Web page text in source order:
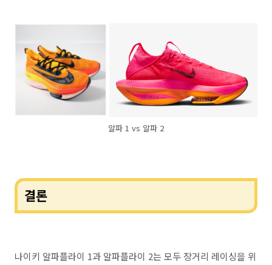
알파 1 vs 알파 2
결론
나이키 알파플라이 1과 알파플라이 2는 모두 장거리 레이싱을 위